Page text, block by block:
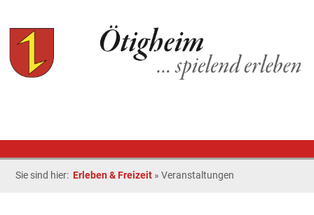
Sie sind hier: Erleben & Freizeit »Veranstaltungen